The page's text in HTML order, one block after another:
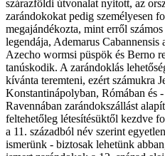
szárazföldi útvonalat nyitott, az
zarándokokat pedig személyesen
megajándékozta, mint erről
legendája, Ademarus
Azecho wormsi püspök és Berno
tanúskodik. A zarándoklás
kívánta teremteni, ezért számukra
Konstantinápolyban, Rómában és
Ravennában zarándokszállást
feltehetőleg létesítésüktől kezdve
a 11. századból név szerint
ismerünk - biztosak lehetünk